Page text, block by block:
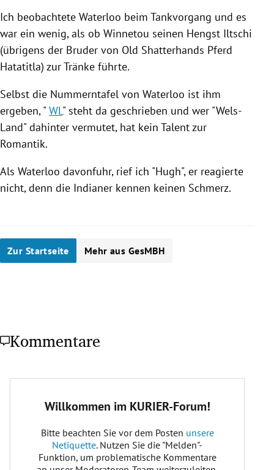
Ich beobachtete Waterloo beim Tankvorgang und es
war ein wenig, als ob Winnetou seinen Hengst Iltschi
(übrigens der Bruder von Old Shatterhands Pferd
Hatatitla) zur Tränke führte.
Selbst die Nummerntafel von Waterloo ist ihm
ergeben, " WL " steht da geschrieben und wer "Wels-
Land" dahinter vermutet, hat kein Talent zur
Romantik.
Als Waterloo davonfuhr, rief ich "Hugh", er reagierte
nicht, denn die Indianer kennen keinen Schmerz.
Zur Startseite Mehr aus GesMBH
Kommentare